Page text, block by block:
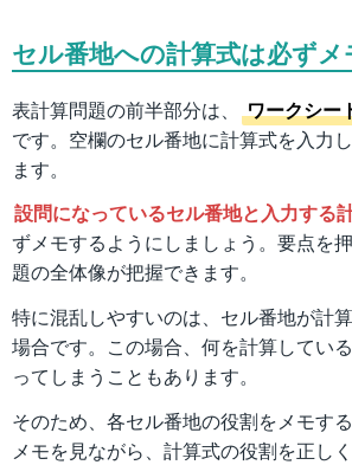
セル番地への計算式は必ずメ
表計算問題の前半部分は、
ワークシー
です。空欄のセル番地に計算式を入力
ます。
設問になっているセル番地と入力する
ずメモするようにしましょう。要点を
題の全体像が把握できます。
特に混乱しやすいのは、セル番地が計
場合です。この場合、何を計算してい
ってしまうこともあります。
そのため、各セル番地の役割をメモす
メモを見ながら、計算式の役割を正し